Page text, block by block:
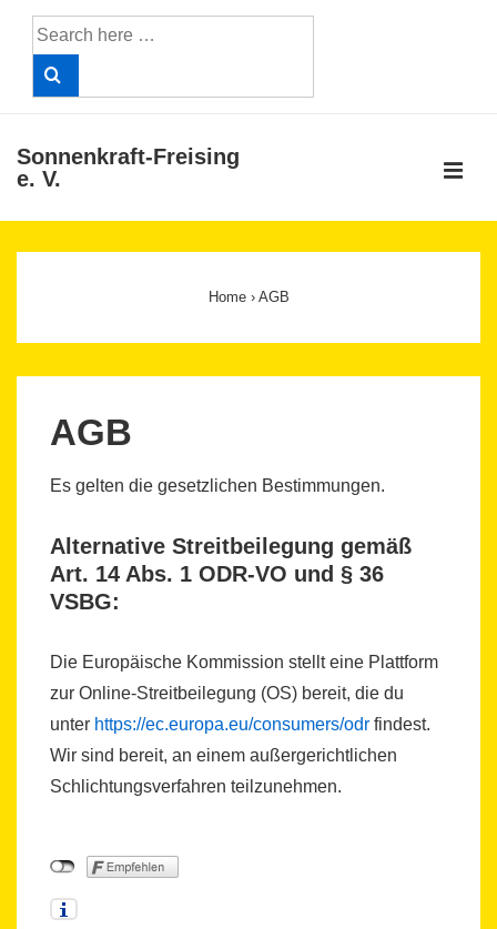
Search
for:
Sonnenkraft-Freising
e. V.
Home › AGB
AGB
Es gelten die gesetzlichen Bestimmungen.
Alternative Streitbeilegung gemäß
Art. 14 Abs. 1 ODR-VO und § 36
VSBG:
Die Europäische Kommission stellt eine Plattform
zur Online-Streitbeilegung (OS) bereit, die du
unter https://ec.europa.eu/consumers/odr findest.
Wir sind bereit, an einem außergerichtlichen
Schlichtungsverfahren teilzunehmen.